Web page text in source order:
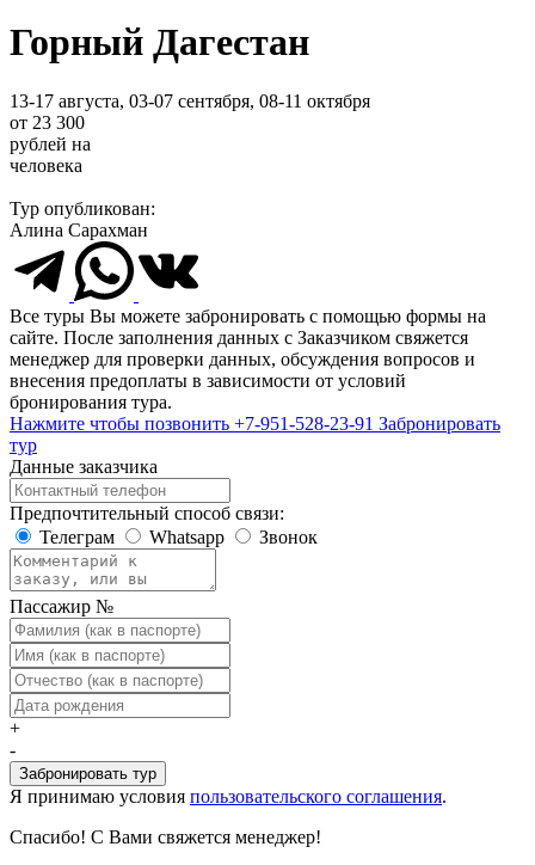
Горный Дагестан
13-17 августа, 03-07 сентября, 08-11 октября
от 23 300
рублей на
человека
Тур опубликован:
Алина Сарахман
Все туры Вы можете забронировать с помощью формы на
сайте. После заполнения данных с Заказчиком свяжется
менеджер для проверки данных, обсуждения вопросов и
внесения предоплаты в зависимости от условий
бронирования тура.
Нажмите чтобы позвонить +7-951-528-23-91 Забронировать
тур
Данные заказчика
Предпочтительный способ связи:
Телеграм
Whatsapp Звонок
Пассажир №
+
-
Забронировать тур
Я принимаю условия пользовательского соглашения.
Спасибо! С Вами свяжется менеджер!